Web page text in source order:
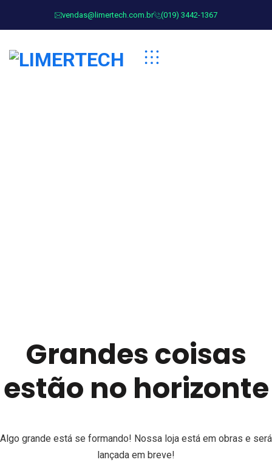
vendas@limertech.com.br (019) 3442-1367
Grandes coisas
estão no horizonte
Algo grande está se formando! Nossa loja está em obras e será
lançada em breve!